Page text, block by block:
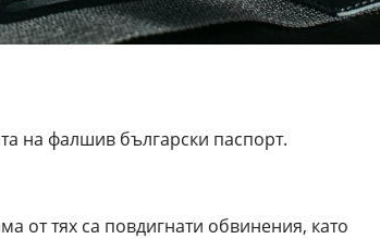
на фалшив български паспорт.
от тях са повдигнати обвинения, като